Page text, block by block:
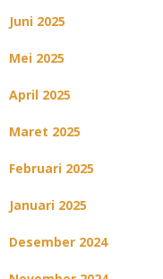
Juni 2025
Mei 2025
April 2025
Maret 2025
Februari 2025
Januari 2025
Desember 2024